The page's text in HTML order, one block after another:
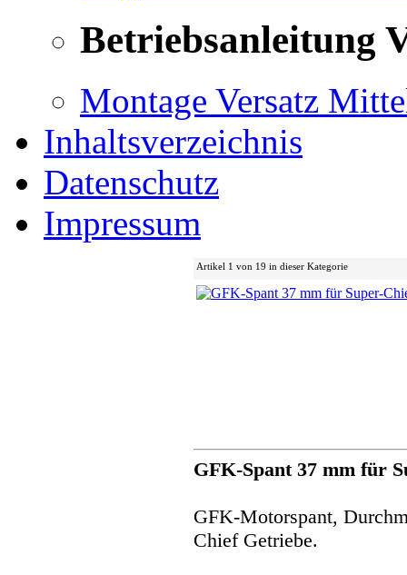
Betriebsanleitung
Montage Versatz
Inhaltsverzeichnis
Datenschutz
Impressum
Artikel 1 von 19 in dieser Kategorie
GFK-Spant 37 mm für
GFK-Motorspant,
Chief Getriebe.